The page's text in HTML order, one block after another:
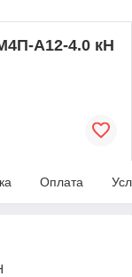
А12-4.0 кН
Оплата